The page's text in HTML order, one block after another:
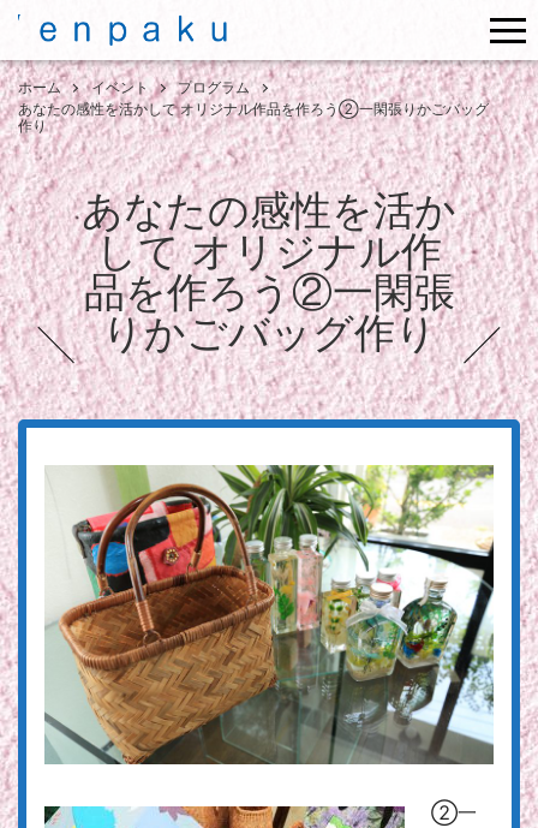
ホーム イベント
プログラム
あなたの感性を活かして オリジナル作品を作ろう②一閑張りかごバッグ
作り
あなたの感性を活か
して オリジナル作
品を作ろう②一閑張
りかごバッグ作り
②一